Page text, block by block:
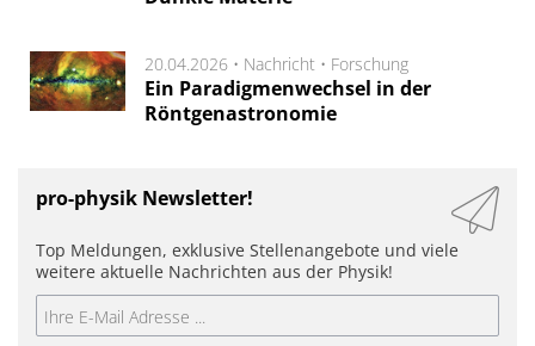
20.04.2026 • Nachricht • Forschung
Ein Paradigmenwechsel in der
Röntgenastronomie
pro-physik Newsletter!
Top Meldungen, exklusive Stellenangebote und viele
weitere aktuelle Nachrichten aus der Physik!